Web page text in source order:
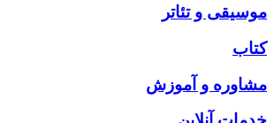
موسیقی و تئاتر
کتاب
مشاوره و آموزش